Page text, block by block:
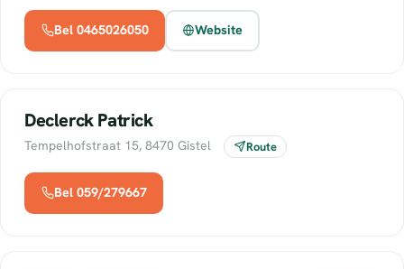
Bel 0465026050 Website
Declerck Patrick
Tempelhofstraat 15, 8470 Gistel Route
Bel 059/279667